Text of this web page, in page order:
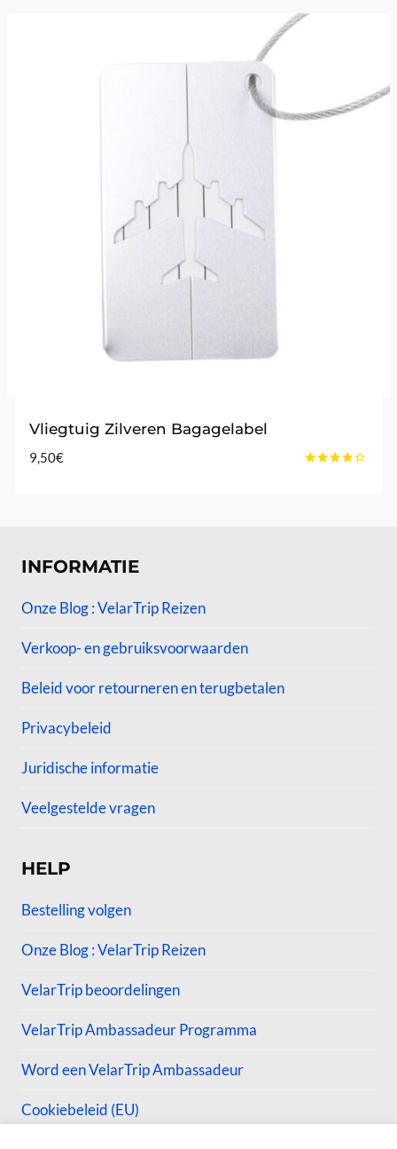
Vliegtuig Zilveren Bagagelabel
9,50€
INFORMATIE
Onze Blog : VelarTrip Reizen
Verkoop- en gebruiksvoorwaarden
Beleid voor retourneren en terugbetalen
Privacybeleid
Juridische informatie
Veelgestelde vragen
HELP
Bestelling volgen
Onze Blog : VelarTrip Reizen
VelarTrip beoordelingen
VelarTrip Ambassadeur Programma
Word een VelarTrip Ambassadeur
Cookiebeleid (EU)